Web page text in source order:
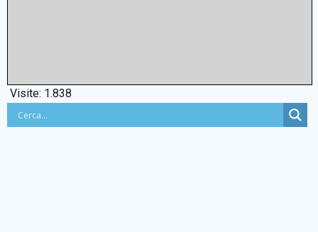
Visite: 1.838